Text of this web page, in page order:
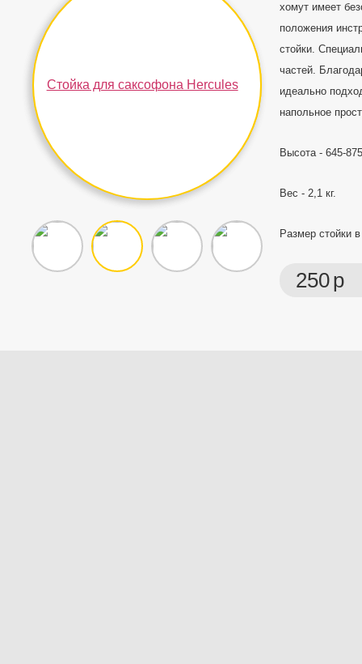
хомут имеет
положения
стойки.
частей.
идеально
напольное
Высота - 645-
Вес - 2,1 кг.
Размер стойки
250р